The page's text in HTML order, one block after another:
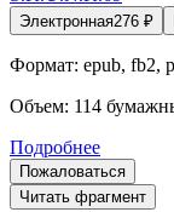
Электронная276 ₽
Формат: epub, fb2,
Объем: 114
Подробнее
Пожаловаться
Читать фрагмент